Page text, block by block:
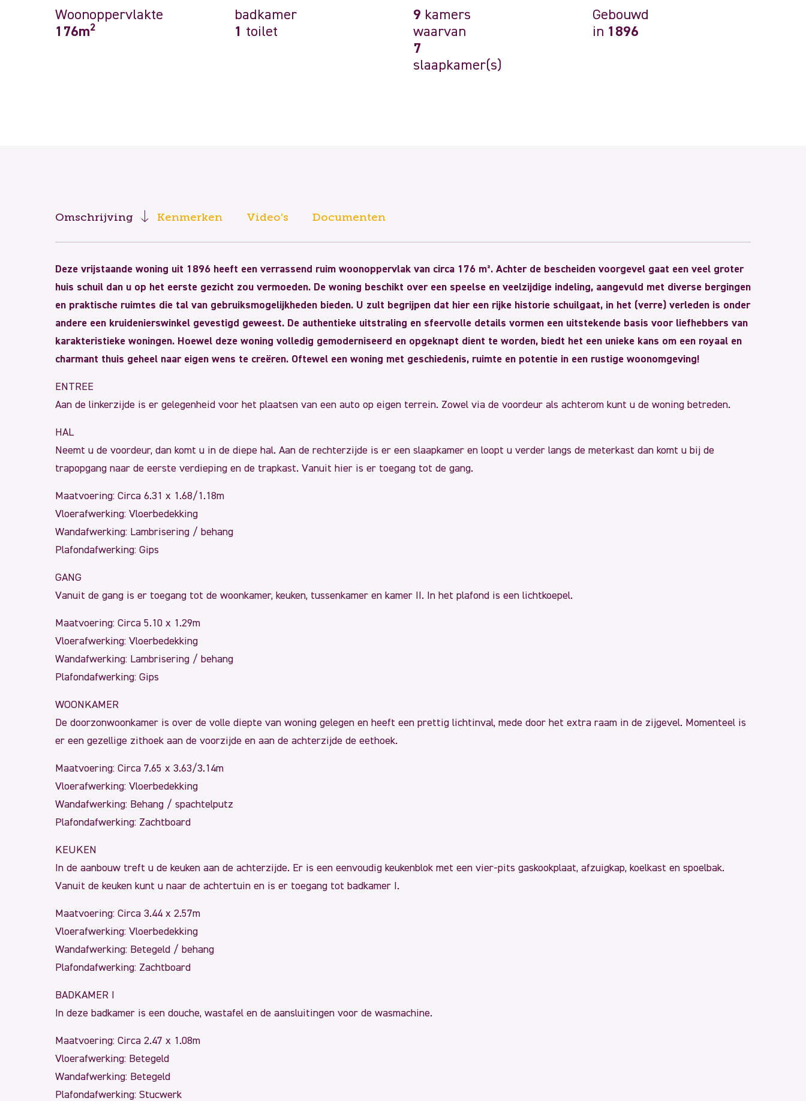
Woonoppervlakte
176m2
badkamer
1
toilet
9 kamers
waarvan
7
slaapkamer(s)
Gebouwd
in 1896
Omschrijving Kenmerken Video’s Documenten
Deze vrijstaande woning uit 1896 heeft een verrassend ruim woonoppervlak van circa 176 m². Achter de bescheiden voorgevel gaat een veel groter
huis schuil dan u op het eerste gezicht zou vermoeden. De woning beschikt over een speelse en veelzijdige indeling, aangevuld met diverse bergingen
en praktische ruimtes die tal van gebruiksmogelijkheden bieden. U zult begrijpen dat hier een rijke historie schuilgaat, in het (verre) verleden is onder
andere een kruidenierswinkel gevestigd geweest. De authentieke uitstraling en sfeervolle details vormen een uitstekende basis voor liefhebbers van
karakteristieke woningen. Hoewel deze woning volledig gemoderniseerd en opgeknapt dient te worden, biedt het een unieke kans om een royaal en
charmant thuis geheel naar eigen wens te creëren. Oftewel een woning met geschiedenis, ruimte en potentie in een rustige woonomgeving!
ENTREE
Aan de linkerzijde is er gelegenheid voor het plaatsen van een auto op eigen terrein. Zowel via de voordeur als achterom kunt u de woning betreden.
HAL
Neemt u de voordeur, dan komt u in de diepe hal. Aan de rechterzijde is er een slaapkamer en loopt u verder langs de meterkast dan komt u bij de
trapopgang naar de eerste verdieping en de trapkast. Vanuit hier is er toegang tot de gang.
Maatvoering: Circa 6.31 x 1.68/1.18m
Vloerafwerking: Vloerbedekking
Wandafwerking: Lambrisering / behang
Plafondafwerking: Gips
GANG
Vanuit de gang is er toegang tot de woonkamer, keuken, tussenkamer en kamer II. In het plafond is een lichtkoepel.
Maatvoering: Circa 5.10 x 1.29m
Vloerafwerking: Vloerbedekking
Wandafwerking: Lambrisering / behang
Plafondafwerking: Gips
WOONKAMER
De doorzonwoonkamer is over de volle diepte van woning gelegen en heeft een prettig lichtinval, mede door het extra raam in de zijgevel. Momenteel is
er een gezellige zithoek aan de voorzijde en aan de achterzijde de eethoek.
Maatvoering: Circa 7.65 x 3.63/3.14m
Vloerafwerking: Vloerbedekking
Wandafwerking: Behang / spachtelputz
Plafondafwerking: Zachtboard
KEUKEN
In de aanbouw treft u de keuken aan de achterzijde. Er is een eenvoudig keukenblok met een vier-pits gaskookplaat, afzuigkap, koelkast en spoelbak.
Vanuit de keuken kunt u naar de achtertuin en is er toegang tot badkamer I.
Maatvoering: Circa 3.44 x 2.57m
Vloerafwerking: Vloerbedekking
Wandafwerking: Betegeld / behang
Plafondafwerking: Zachtboard
BADKAMER I
In deze badkamer is een douche, wastafel en de aansluitingen voor de wasmachine.
Maatvoering: Circa 2.47 x 1.08m
Vloerafwerking: Betegeld
Wandafwerking: Betegeld
Plafondafwerking: Stucwerk